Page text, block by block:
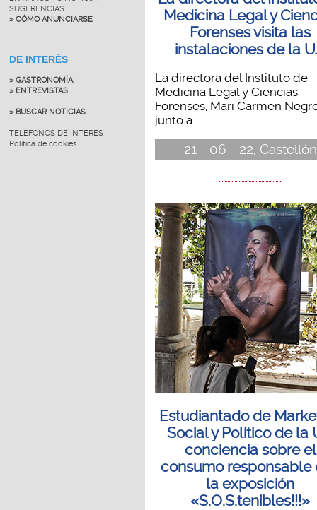
SUGERENCIAS
» CÓMO ANUNCIARSE
DE INTERÉS
» GASTRONOMÍA
» ENTREVISTAS
» BUSCAR NOTICIAS
TELÉFONOS DE INTERÉS
Política de cookies
Medicina Legal y
Forenses visita las
instalaciones de la
La directora del Instituto de
Medicina Legal y Ciencias
Forenses, Mari Carmen
junto a...
21 - 06 - 22, Castellón
Estudiantado de
Social y Político de la
conciencia sobre el
consumo responsable
la exposición
«S.O.S.tenibles!!!»